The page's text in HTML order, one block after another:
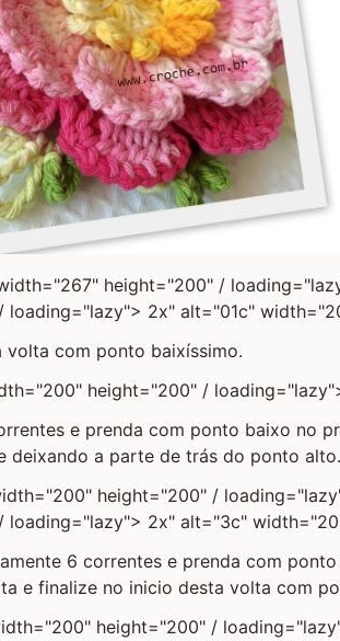
height="200" /
loading="lazy"> 2x" alt="01c"
volta com ponto baixíssimo.
height="200" /
e prenda com ponto baixo no
deixando a parte de trás do ponto
height="200" /
loading="lazy"> 2x" alt="3c"
6 correntes e prenda com
e finalize no inicio desta volta com
height="200" /